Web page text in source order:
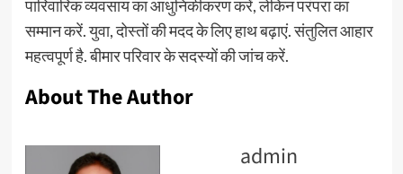
पारिवारिक व्यवसाय का आधुनिकीकरण करें, लेकिन परंपरा का
सम्मान करें. युवा, दोस्तों की मदद के लिए हाथ बढ़ाएं. संतुलित आहार
महत्वपूर्ण है. बीमार परिवार के सदस्यों की जांच करें.
About The Author
admin